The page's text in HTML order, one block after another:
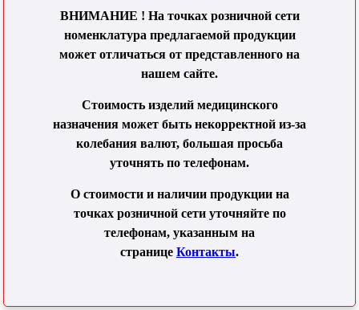
ВНИМАНИЕ ! На точках розничной сети
номенклатура предлагаемой продукции
может отличаться от представленного на
нашем сайте.
Стоимость изделий медицинского
назначения может быть некорректной из-за
колебания валют, большая просьба
уточнять по телефонам.
О стоимости и наличии продукции на
точках розничной сети уточняйте по
телефонам, указанным на
странице Контакты.